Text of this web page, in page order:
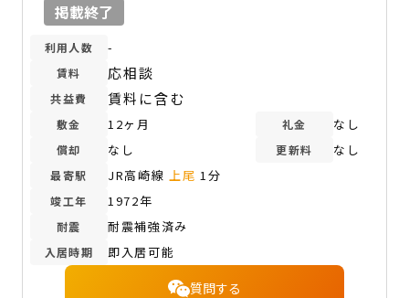
掲載終了
利用人数 -
賃料 応相談
共益費 賃料に含む
敷金 12ヶ月 礼金 なし
償却 なし 更新料 なし
最寄駅 JR高崎線上尾 1分
竣工年 1972年
耐震 耐震補強済み
入居時期 即入居可能
質問する